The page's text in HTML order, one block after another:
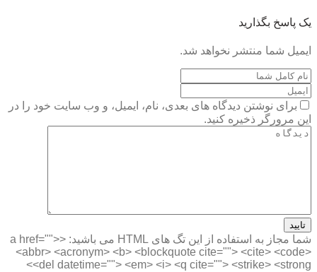
یک پاسخ بگذارید
ایمیل شما منتشر نخواهد شد.
برای نوشتن دیدگاه های بعدی، نام، ایمیل، و وب سایت خود را در
این مرورگر ذخیره کنید.
تایید
شما مجاز به استفاده از این تگ های HTML می باشید:
<a href="">
<abbr> <acronym> <b> <blockquote cite=""> <cite> <code>
<del datetime=""> <em> <i> <q cite=""> <strike> <strong>